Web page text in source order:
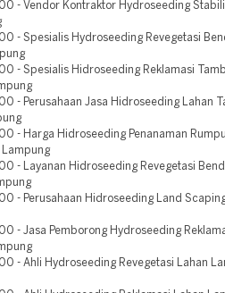
- Vendor Kontraktor Hydroseeding
- Spesialis Hydroseeding Revegetasi
- Spesialis Hidroseeding Reklamasi
- Perusahaan Jasa Hidroseeding Lahan
- Harga Hidroseeding Penanaman
Lampung
- Layanan Hidroseeding Revegetasi
- Perusahaan Hidroseeding Land
- Jasa Pemborong Hydroseeding
- Ahli Hydroseeding Revegetasi Lahan